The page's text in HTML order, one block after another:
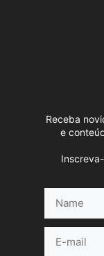
Receba
e
mail